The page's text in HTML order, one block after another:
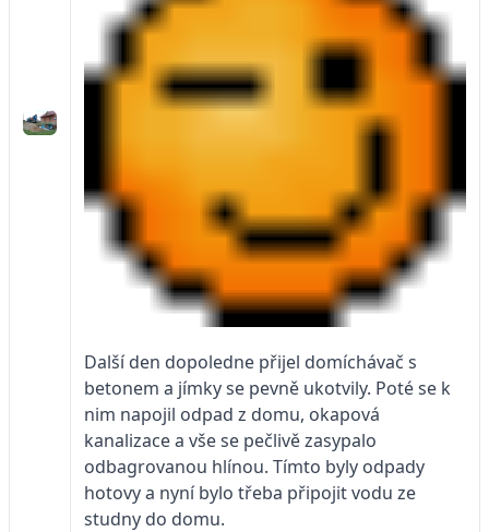
Další den dopoledne přijel domíchávač s
betonem a jímky se pevně ukotvily. Poté se k
nim napojil odpad z domu, okapová
kanalizace a vše se pečlivě zasypalo
odbagrovanou hlínou. Tímto byly odpady
hotovy a nyní bylo třeba připojit vodu ze
studny do domu.